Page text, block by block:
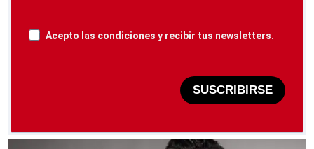
Acepto las condiciones y recibir tus newsletters.
SUSCRIBIRSE